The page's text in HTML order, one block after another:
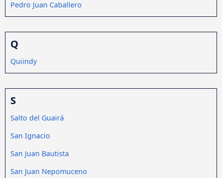
Pedro Juan Caballero
Q
Quiindy
S
Salto del Guairá
San Ignacio
San Juan Bautista
San Juan Nepomuceno